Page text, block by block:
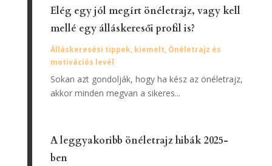
Elég egy jól megírt önéletrajz, vagy kell
mellé egy álláskeresői profil is?
Álláskeresési tippek, kiemelt, Önéletrajz és
motivációs levél
Sokan azt gondolják, hogy ha kész az önéletrajz,
akkor minden megvan a sikeres...
A leggyakoribb önéletrajz hibák 2025-
ben